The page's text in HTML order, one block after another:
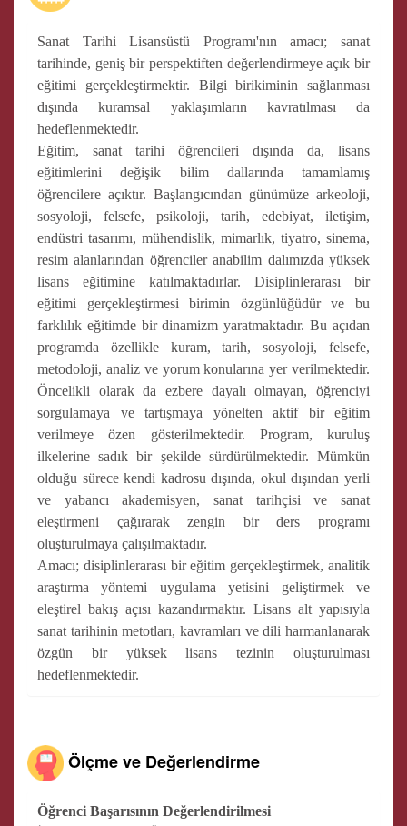
Sanat Tarihi Lisansüstü Programı'nın amacı; sanat
tarihinde, geniş bir perspektiften değerlendirmeye açık bir
eğitimi gerçekleştirmektir. Bilgi birikiminin sağlanması
dışında kuramsal yaklaşımların kavratılması da
hedeflenmektedir.
Eğitim, sanat tarihi öğrencileri dışında da, lisans
eğitimlerini değişik bilim dallarında tamamlamış
öğrencilere açıktır. Başlangıcından günümüze arkeoloji,
sosyoloji, felsefe, psikoloji, tarih, edebiyat, iletişim,
endüstri tasarımı, mühendislik, mimarlık, tiyatro, sinema,
resim alanlarından öğrenciler anabilim dalımızda yüksek
lisans eğitimine katılmaktadırlar. Disiplinlerarası bir
eğitimi gerçekleştirmesi birimin özgünlüğüdür ve bu
farklılık eğitimde bir dinamizm yaratmaktadır. Bu açıdan
programda özellikle kuram, tarih, sosyoloji, felsefe,
metodoloji, analiz ve yorum konularına yer verilmektedir.
Öncelikli olarak da ezbere dayalı olmayan, öğrenciyi
sorgulamaya ve tartışmaya yönelten aktif bir eğitim
verilmeye özen gösterilmektedir. Program, kuruluş
ilkelerine sadık bir şekilde sürdürülmektedir. Mümkün
olduğu sürece kendi kadrosu dışında, okul dışından yerli
ve yabancı akademisyen, sanat tarihçisi ve sanat
eleştirmeni çağırarak zengin bir ders programı
oluşturulmaya çalışılmaktadır.
Amacı; disiplinlerarası bir eğitim gerçekleştirmek, analitik
araştırma yöntemi uygulama yetisini geliştirmek ve
eleştirel bakış açısı kazandırmaktır. Lisans alt yapısıyla
sanat tarihinin metotları, kavramları ve dili harmanlanarak
özgün bir yüksek lisans tezinin oluşturulması
hedeflenmektedir.
Ölçme ve Değerlendirme
Öğrenci Başarısının Değerlendirilmesi